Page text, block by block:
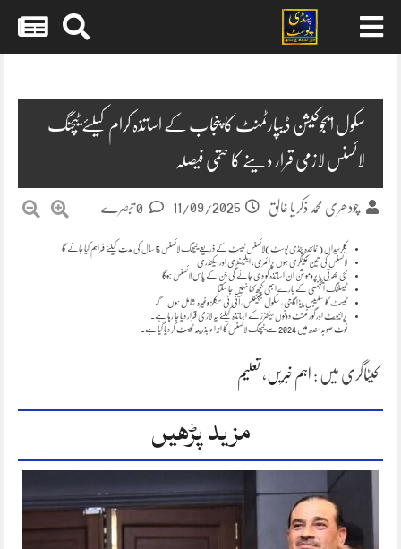
سکول ایجوکیشن ڈیپارٹمنٹ کا پنجاب کے اساتذہ کرام کیلئے ٹیچنگ
لائسنس لازمی قرار دینے کا حتمی فیصلہ
چودھری محمد ذکریا خالق 11/09/2025
کلرسیداں ( نمائندہ پنڈی پوسٹ)لائسنس ٹیسٹ کے ذریعے ٹیچنگ لائسنس 5 سال کی مدت کیلئے فراہم کیا جائے گا
لائسنس کی تین کیٹگری ہوں پرائمری، ایلیمنٹری اور سیکنڈری
نئی بھرتی یا پروموشن ان اساتذہ کو دی جائے گی جن کے پاس لائسنس ہوگا
ٹیسٹنگ ایجنسی کے بارے ابھی کچھ کہا نہیں جا سکتا
ٹیسٹ کا سلیبس پیڈاگاجی، سکول سبجیکٹس، آئی ٹی سکلز وغیرہ شامل ہوں گے
پرائیویٹ اور گورنمنٹ دونوں سیکٹرز کے اساتذہ کیلئے یہ لازمی قرار دیا جا رہا ہے۔
نوٹ صوبہ سندھ میں 2024 سے ٹیچنگ لائسنس کا اجراء بذریعہ ٹیسٹ کر دیا گیا ہے۔
کیٹاگری میں : اہم خبریں ، تعلیم
مزید پڑھیں